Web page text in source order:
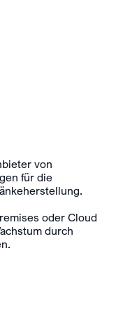
von
für die
oder Cloud
durch